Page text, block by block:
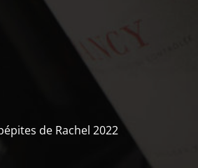
de Rachel 2022